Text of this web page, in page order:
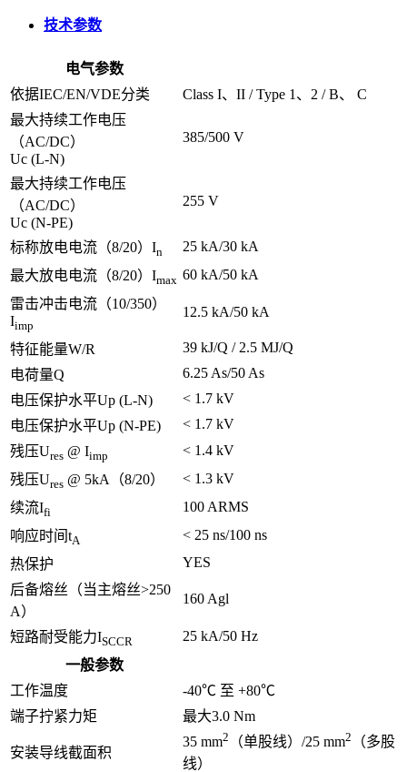
技术参数
电气参数
依据IEC/EN/VDE分类
Class I、II / Type 1、2 / B、 C
最大持续工作电压
（AC/DC）
Uc (L-N)
385/500 V
最大持续工作电压
（AC/DC）
Uc (N-PE)
255 V
标称放电电流（8/20）In
25 kA/30 kA
最大放电电流（8/20）Imax 60 kA/50 kA
雷击冲击电流（10/350）
Iimp
12.5 kA/50 kA
特征能量W/R
39 kJ/Q / 2.5 MJ/Q
电荷量Q
6.25 As/50 As
电压保护水平Up (L-N)
< 1.7 kV
电压保护水平Up (N-PE)
< 1.7 kV
残压Ures @ Iimp
< 1.4 kV
残压Ures @ 5kA（8/20）
< 1.3 kV
续流Ifi
100 ARMS
响应时间tA
< 25 ns/100 ns
热保护
YES
后备熔丝（当主熔丝>250
A）
160 Agl
短路耐受能力ISCCR
25 kA/50 Hz
一般参数
工作温度
-40℃ 至 +80℃
端子拧紧力矩
最大3.0 Nm
安装导线截面积
35 mm2 （单股线）/25 mm2
（多股
线）